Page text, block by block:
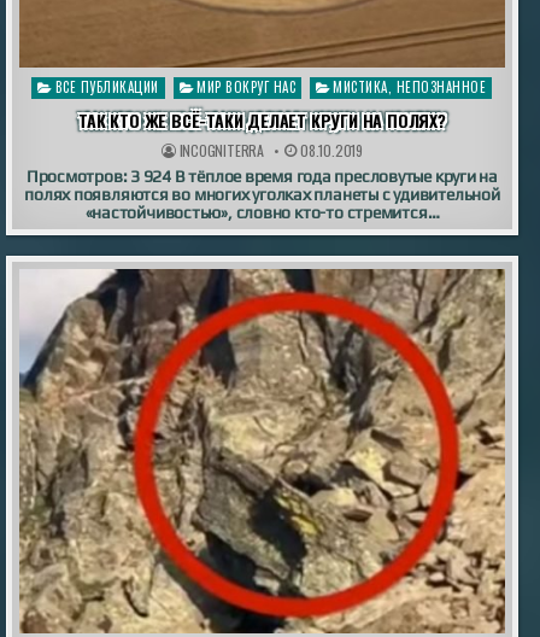
Опубликовано
в
ВСЕ ПУБЛИКАЦИИ МИР ВОКРУГ НАС МИСТИКА, НЕПОЗНАННОЕ
ТАК КТО ЖЕ ВСЁ-ТАКИ ДЕЛАЕТ КРУГИ НА ПОЛЯХ?
INCOGNITERRA 08.10.2019
Просмотров: 3 924 В тёплое время года пресловутые круги на
полях появляются во многих уголках планеты с удивительной
«настойчивостью», словно кто-то стремится…